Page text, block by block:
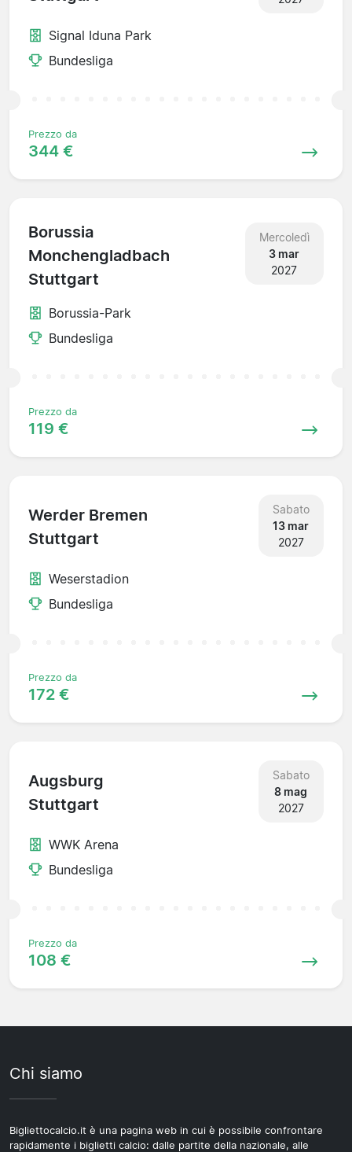
Signal Iduna Park
Bundesliga
Prezzo da
344 €
Borussia
Monchengladbach
Stuttgart
Mercoledì
3 mar
2027
Borussia-Park
Bundesliga
Prezzo da
119 €
Werder Bremen
Stuttgart
Sabato
13 mar
2027
Weserstadion
Bundesliga
Prezzo da
172 €
Augsburg
Stuttgart
Sabato
8 mag
2027
WWK Arena
Bundesliga
Prezzo da
108 €
Chi siamo
Bigliettocalcio.it è una pagina web in cui è possibile confrontare
rapidamente i biglietti calcio: dalle partite della nazionale, alle